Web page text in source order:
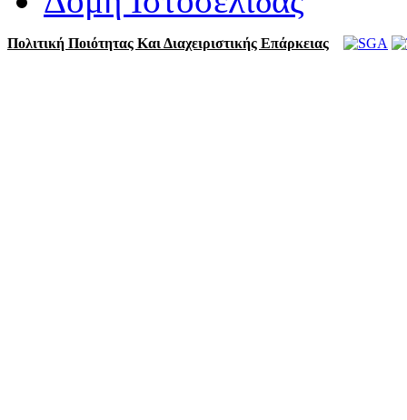
Πολιτική Ποιότητας Και Διαχειριστικής Επάρκειας